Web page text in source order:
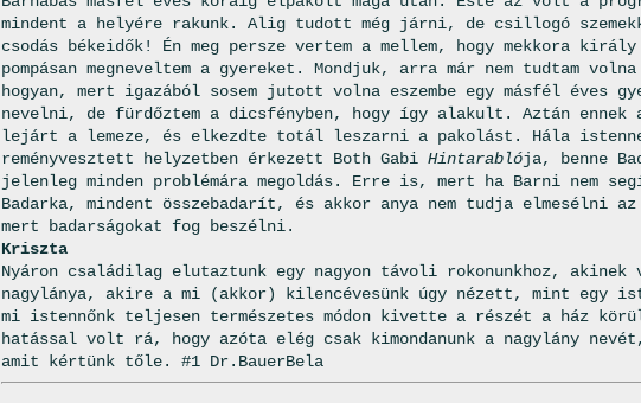
mindent a helyére rakunk. Alig tudott még járni, de csillogó
csodás békeidők! Én meg persze vertem a mellem, hogy mekkora
pompásan megneveltem a gyereket. Mondjuk, arra már nem tudtam
hogyan, mert igazából sosem jutott volna eszembe egy másfél éves
nevelni, de fürdőztem a dicsfényben, hogy így alakult. Aztán ennek
lejárt a lemeze, és elkezdte totál leszarni a pakolást. Hála
reményvesztett helyzetben érkezett Both Gabi Hintarablója, benne
jelenleg minden problémára megoldás. Erre is, mert ha Barni nem
Badarka, mindent összebadarít, és akkor anya nem tudja elmesélni
mert badarságokat fog beszélni.
Kriszta
Nyáron családilag elutaztunk egy nagyon távoli rokonunkhoz,
nagylánya, akire a mi (akkor) kilencévesünk úgy nézett, mint egy
mi istennőnk teljesen természetes módon kivette a részét a ház
hatással volt rá, hogy azóta elég csak kimondanunk a nagylány
amit kértünk tőle. #1 Dr.BauerBela